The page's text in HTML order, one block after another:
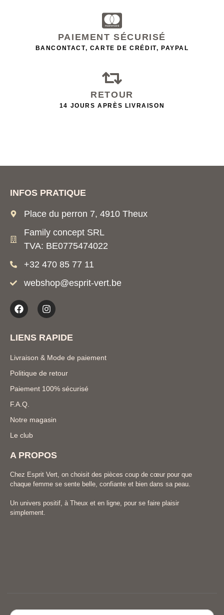
PAIEMENT SÉCURISÉ
BANCONTACT, CARTE DE CRÉDIT, PAYPAL
RETOUR
14 JOURS APRÈS LIVRAISON
INFOS PRATIQUE
Place du perron 7, 4910 Theux
Family concept SRL
TVA: BE0775474022
+32 470 85 77 11
webshop@esprit-vert.be
LIENS RAPIDE
Livraison & Mode de paiement
Politique de retour
Paiement 100% sécurisé
F.A.Q.
Notre magasin
Le club
A PROPOS
Chez Esprit Vert, on choisit des pièces coup de cœur pour que
chaque femme se sente belle, confiante et bien dans sa peau.
Un univers positif, à Theux et en ligne, pour se faire plaisir
simplement.